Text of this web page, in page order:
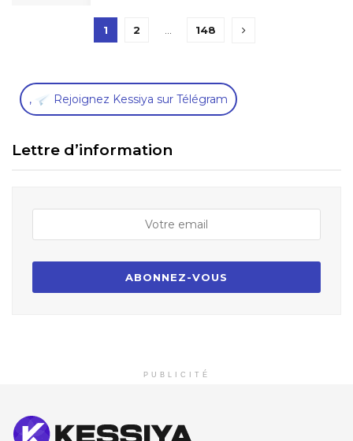
1 2 148
, Rejoignez Kessiya sur Télégram
Lettre d’information
PUBLICITÉ